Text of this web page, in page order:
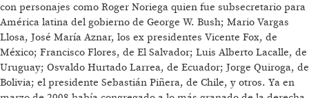
con personajes como Roger Noriega quien fue subsecretario para
América latina del gobierno de George W. Bush; Mario Vargas
Llosa, José María Aznar, los ex presidentes Vicente Fox, de
México; Francisco Flores, de El Salvador; Luis Alberto Lacalle, de
Uruguay; Osvaldo Hurtado Larrea, de Ecuador; Jorge Quiroga, de
Bolivia; el presidente Sebastián Piñera, de Chile, y otros. Ya en